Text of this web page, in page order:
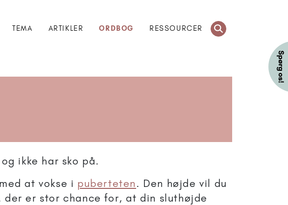
TEMA ARTIKLER ORDBOG RESSOURCER
ikke har sko på.
at vokse i puberteten. Den højde vil du
er stor chance for, at din sluthøjde